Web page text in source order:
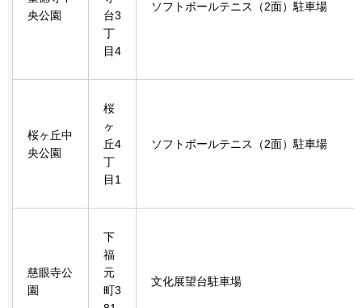
央公園
台3
丁
目4
ソフトボールテニス（2面）駐車場
桜ヶ丘中
央公園
桜
ヶ
丘4
丁
目1
ソフトボールテニス（2面）駐車場
慈眼寺公
園
下
福
元
町3
文化展望台駐車場